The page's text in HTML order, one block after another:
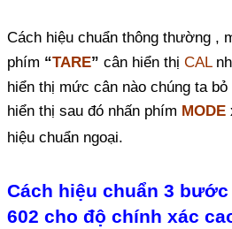
Cách hiệu chuẩn thông thường ,
phím “TARE” cân hiển thị CAL
hiển thị mức cân nào chúng ta
hiển thị sau đó nhấn phím MODE
hiệu chuẩn ngoại.
Cách hiệu chuẩn 3
602 cho độ chính xác